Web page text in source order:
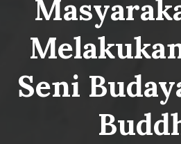
Seni